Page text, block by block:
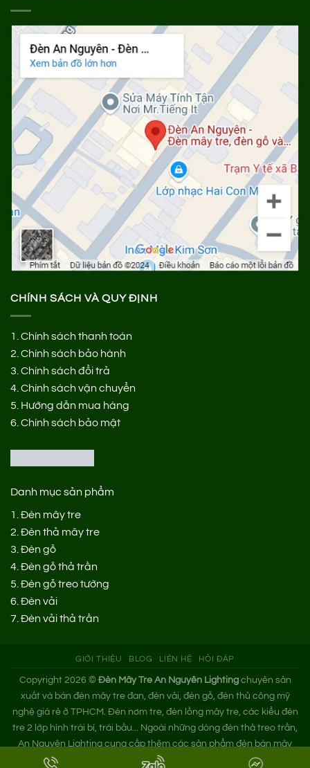
CHÍNH SÁCH VÀ QUY ĐỊNH
1. Chính sách thanh toán
2. Chính sách bảo hành
3. Chính sách đổi trả
4. Chính sách vận chuyển
5. Hướng dẫn mua hàng
6. Chính sách bảo mật
Danh mục sản phẩm
1. Đèn mây tre
2. Đèn thả mây tre
3. Đèn gỗ
4. Đèn gỗ thả trần
5. Đèn gỗ treo tường
6. Đèn vải
7. Đèn vải thả trần
GIỚI THIỆU BLOG LIÊN HỆ HỎI ĐÁP
Copyright 2026 © Đèn Mây Tre An Nguyên Lightingchuyên sản
xuất và bán đèn mây tre đan, đèn vải, đèn gỗ, đèn thủ công mỹ
nghệ giá rẻ ở TPHCM. Đèn nơm tre, đèn lồng mây tre, các kiểu đèn
tre 2 lớp hình trái bí, trái bầu... Ngoài những dòng đèn thả treo trần,
An Nguyên Lighting cung cấp thêm các sản phẩm đèn bàn mây
tre. Nếu bạn cần tìm xưởng đèn mây tre trang trí hoặc mua đèn tre